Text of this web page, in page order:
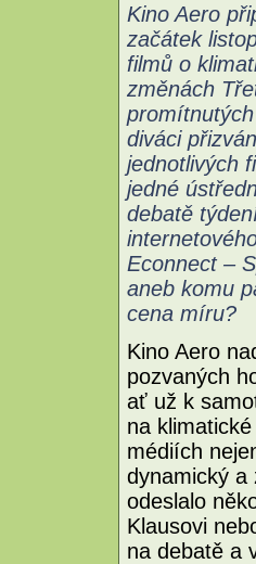
Kino Aero
začátek
filmů o
změnách
diváci
jednotlivých
jedné
debatě
Econnect –
aneb komu
cena míru?
Kino Aero
pozvaných
ať už k
na
médiích
dynamický a
odeslalo
Klausovi
na debatě a